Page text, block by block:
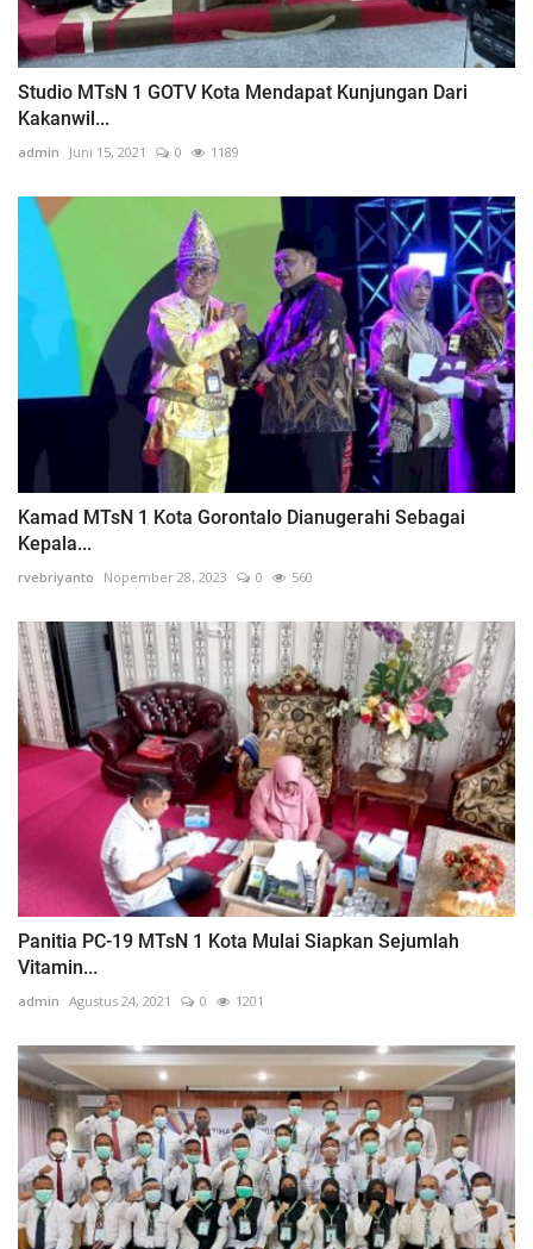
Studio MTsN 1 GOTV Kota Mendapat Kunjungan Dari
Kakanwil...
admin Juni 15, 2021 0 1189
Kamad MTsN 1 Kota Gorontalo Dianugerahi Sebagai
Kepala...
rvebriyanto Nopember 28, 2023 0 560
Panitia PC-19 MTsN 1 Kota Mulai Siapkan Sejumlah
Vitamin...
admin Agustus 24, 2021 0 1201